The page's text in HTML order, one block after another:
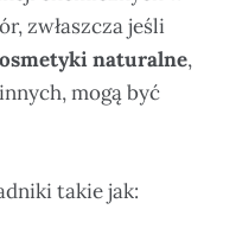
zwłaszcza jeśli
naturalne,
mogą być
takie jak: